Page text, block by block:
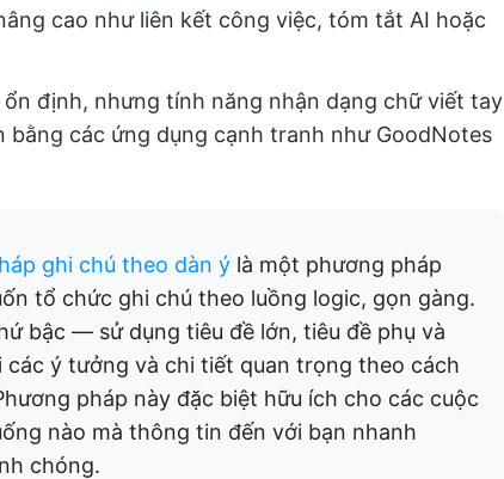
cao như liên kết công việc, tóm tắt AI hoặc
ổn định, nhưng tính năng nhận dạng chữ viết tay
bằng các ứng dụng cạnh tranh như GoodNotes
ghi chú theo dàn ý là một phương pháp
tổ chức ghi chú theo luồng logic, gọn gàng.
bậc — sử dụng tiêu đề lớn, tiêu đề phụ và
ý tưởng và chi tiết quan trọng theo cách
pháp này đặc biệt hữu ích cho các cuộc
nào mà thông tin đến với bạn nhanh
chóng.